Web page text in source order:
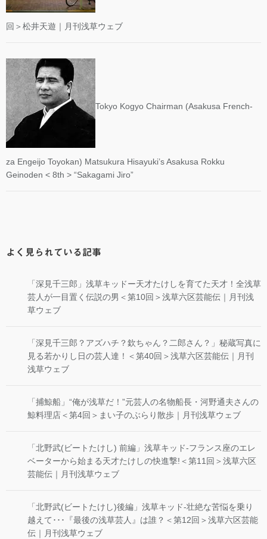
回＞松井天遊｜月刊浅草ウェブ
Tokyo Kogyo Chairman (Asakusa French-
za Engeijo Toyokan) Matsukura Hisayuki’s Asakusa Rokku
Geinoden < 8th > “Sakagami Jiro”
よく見られている記事
「深見千三郎」浅草キッドー天才たけしを育てた天才！全浅草
芸人が一目置く伝説の男＜第10回＞浅草六区芸能伝｜月刊浅
草ウェブ
「深見千三郎？アズハチ？欽ちゃん？二郎さん？」秘蔵写真に
見る若かりし日の芸人達！＜第40回＞浅草六区芸能伝｜月刊
浅草ウェブ
「捕鯨船」“俺が浅草だ！”元芸人の名物船長・河野通夫さんの
鯨料理店＜第4回＞まい子のぶらり散歩｜月刊浅草ウェブ
「北野武(ビートたけし) 前編」浅草キッド-フランス座のエレ
ベーターから始まる天才たけしの快進撃!＜第11回＞浅草六区
芸能伝｜月刊浅草ウェブ
「北野武(ビートたけし)後編」浅草キッド-壮絶な苦悩を乗り
越えて･･･『最後の浅草芸人』は誰？＜第12回＞浅草六区芸能
伝｜月刊浅草ウェブ